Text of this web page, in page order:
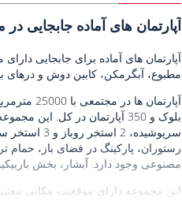
آپارتمان های آماده جابجایی
آپارتمان های آماده برای جابجایی
مطبوع، آبگرمکن، کابین دوش و درهای
رستوران، پارکینگ در فضای باز، حمام
مصنوعی وجود دارد. آبشار، بخش